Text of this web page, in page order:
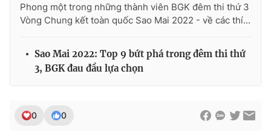
Phong một trong những thành viên BGK đêm thi thứ 3
Vòng Chung kết toàn quốc Sao Mai 2022 - về các thí...
Sao Mai 2022: Top 9 bứt phá trong đêm thi thứ
3, BGK đau đầu lựa chọn
0 0